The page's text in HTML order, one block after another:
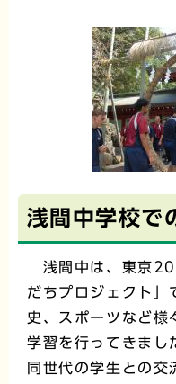
浅間中学校で
浅間中は、東京
だちプロジェクト」
史、スポーツなど様
学習を行ってきまし
同世代の学生との交